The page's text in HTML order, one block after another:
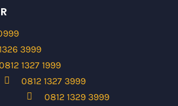
3999
1327 1999
0812 1327 3999
0812 1329 3999